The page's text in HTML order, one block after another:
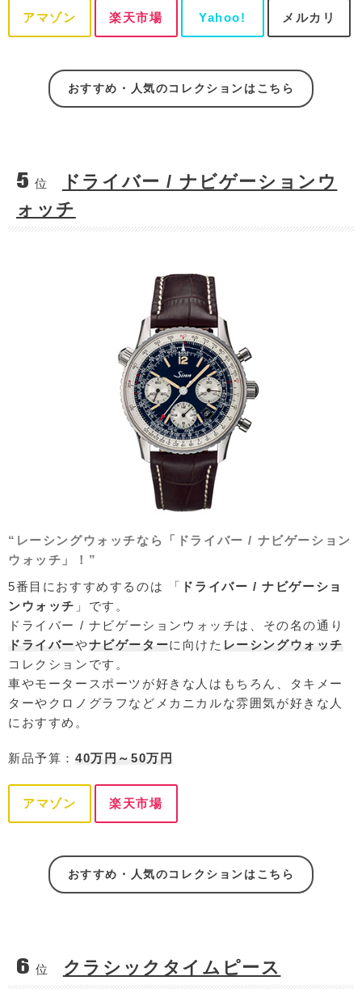
アマゾン 楽天市場 Yahoo! メルカリ
おすすめ・人気のコレクションはこちら
5 位
ドライバー / ナビゲーションウ
ォッチ
“レーシングウォッチなら「ドライバー / ナビゲーション
ウォッチ」！”
5番目におすすめするのは 「 ドライバー / ナビゲーショ
ンウォッチ 」です。
ドライバー / ナビゲーションウォッチは、その名の通り
ドライバーやナビゲーターに向けた レーシングウォッチ
コレクションです。
車やモータースポーツが好きな人はもちろん、タキメー
ターやクロノグラフなどメカニカルな雰囲気が好きな人
におすすめ。
新品予算： 40万円～50万円
アマゾン 楽天市場
おすすめ・人気のコレクションはこちら
6 位 クラシックタイムピース